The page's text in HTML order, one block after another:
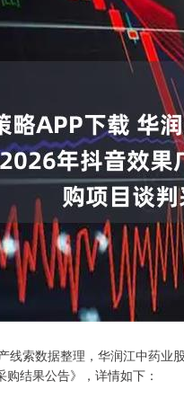
线索数据整理，华润江中药
结果公告》，详情如下：